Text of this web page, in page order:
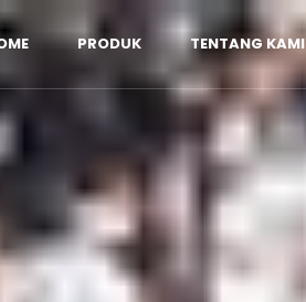
PRODUK TENTANG KAMI